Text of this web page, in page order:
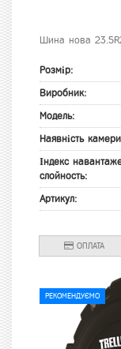
Шина нова
Розмір:
Виробник:
Модель:
Наявність
Індекс
слойность:
Артикул:
ОПЛАТА
РЕКОМЕНДУЄМО